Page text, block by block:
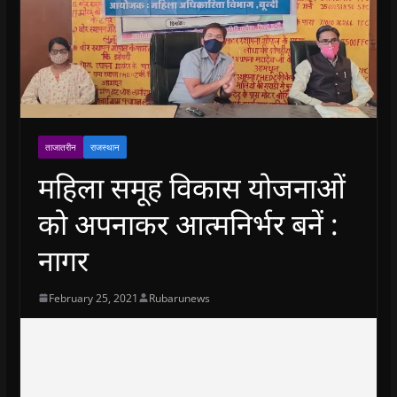
ताजातरीन राजस्थान
महिला समूह विकास योजनाओं
को अपनाकर आत्मनिर्भर बनें :
नागर
February 25, 2021 Rubarunews